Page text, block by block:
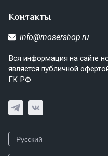
Контакты
info@mosershop.ru
Вся информация на сайте
является публичной
ГК РФ